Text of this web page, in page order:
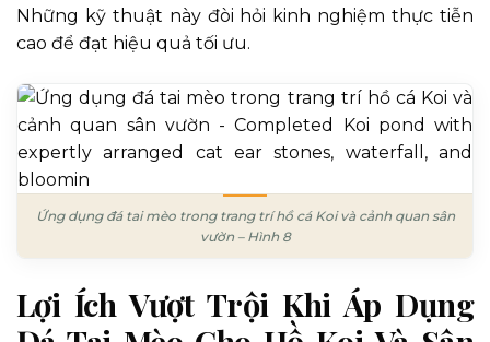
Những kỹ thuật này đòi hỏi kinh nghiệm thực tiễn
cao để đạt hiệu quả tối ưu.
Ứng dụng đá tai mèo trong trang trí hồ cá Koi và cảnh quan sân
vườn – Hình 8
Lợi Ích Vượt Trội Khi Áp Dụng